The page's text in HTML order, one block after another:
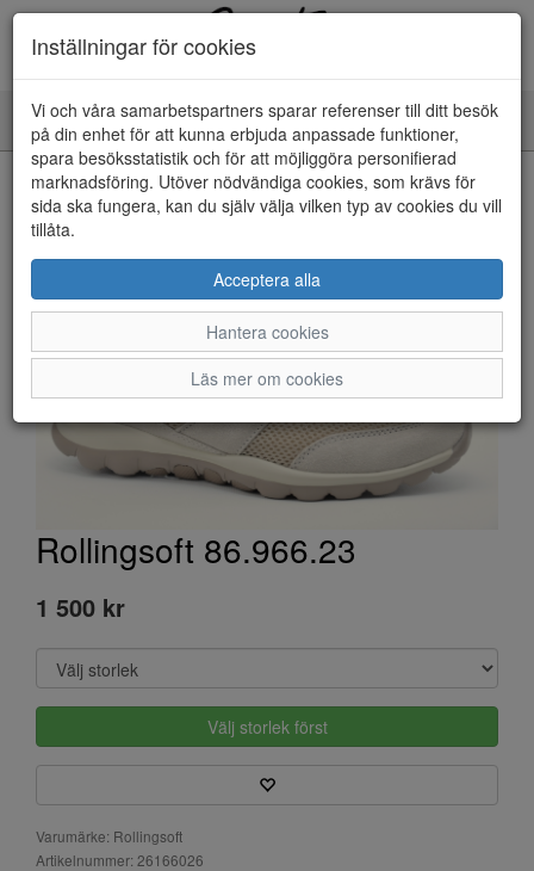
Toggle
navigation
HEM
Rollingsoft 86.966.23
1 500 kr
Välj storlek först
Varumärke: Rollingsoft
Artikelnummer: 26166026
Inställningar för cookies
Vi och våra samarbetspartners sparar referenser till ditt besök
på din enhet för att kunna erbjuda anpassade funktioner,
spara besöksstatistik och för att möjliggöra personifierad
marknadsföring. Utöver nödvändiga cookies, som krävs för
sida ska fungera, kan du själv välja vilken typ av cookies du vill
tillåta.
Acceptera alla
Hantera cookies
Läs mer om cookies